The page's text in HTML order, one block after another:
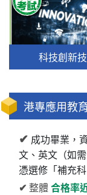
科技創新
港專應用教
✔ 成功畢業，
文、英文（如
憑選修「補充
✔ 整體 合格率